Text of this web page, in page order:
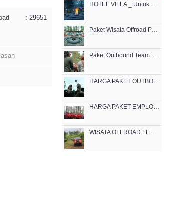
HOTEL VILLA _ Untuk Outbound di Cikole Bandung
Paket Wisata Offroad Pangalengan
Paket Outbound Team Building-Fun Games di Bandung
HARGA PAKET OUTBOUND CIKOLE LEMBANG
HARGA PAKET EMPLOYEE GATHERING OUTBOUND MURAH DI LEMBANG 2021
WISATA OFFROAD LEMBANG CIKOLE
: 29651